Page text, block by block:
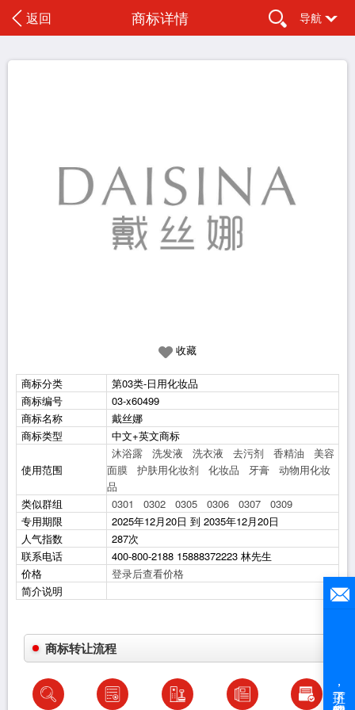
返回 商标详情 导航
收藏
商标分类
第03类-日用化妆品
商标编号
03-x60499
商标名称
戴丝娜
商标类型
中文+英文商标
使用范围
沐浴露 洗发液 洗衣液 去污剂 香精油
美容
面膜
护肤用化妆剂 化妆品 牙膏
动物用化妆
品
类似群组
0301 0302 0305 0306 0307
0309
专用期限
2025年12月20日 到 2035年12月20日
人气指数
287次
联系电话
400-800-2188 15888372223 林先生
价格
登录后查看价格
简介说明
商标转让流程